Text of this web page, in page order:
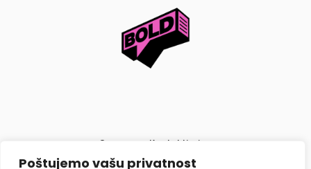
Poštujemo vašu privatnost
O nama Kontaktiraj nas